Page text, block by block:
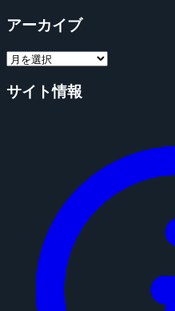
アーカイブ
サイト情報